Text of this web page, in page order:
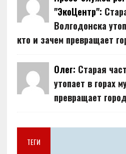
"ЭкоЦентр":
Волгодонска
кто и зачем превращает
Олег: Старая
утопает в горах
превращает
ТЕГИ